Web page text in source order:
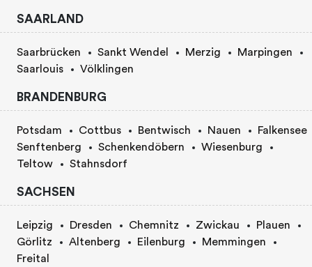
SAARLAND
Saarbrücken Sankt Wendel Merzig
Marpingen
Saarlouis
Völklingen
BRANDENBURG
Potsdam Cottbus Bentwisch Nauen
Falkensee
Senftenberg
Schenkendöbern
Wiesenburg
Teltow
Stahnsdorf
SACHSEN
Leipzig Dresden Chemnitz Zwickau
Plauen
Görlitz
Altenberg Eilenburg
Memmingen
Freital